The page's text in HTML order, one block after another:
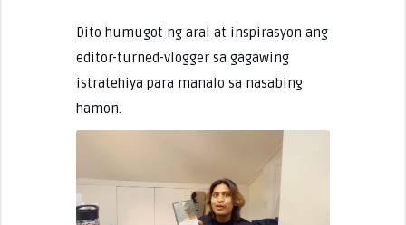
Dito humugot ng aral at inspirasyon ang
editor-turned-vlogger sa gagawing
istratehiya para manalo sa nasabing
hamon.